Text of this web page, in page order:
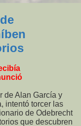
de Alan García y
intentó torcer las
de Odebrecht
que descubren